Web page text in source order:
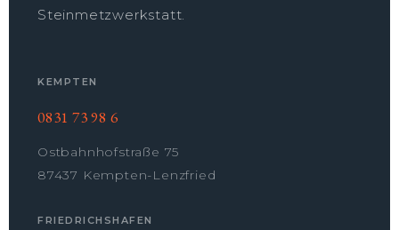
Steinmetzwerkstatt.
KEMPTEN
0831 73 98 6
Ostbahnhofstraße 75
87437 Kempten-Lenzfried
FRIEDRICHSHAFEN